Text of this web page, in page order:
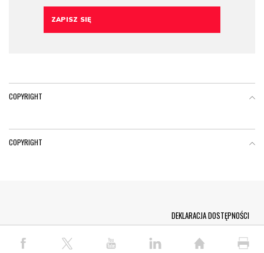
COPYRIGHT
COPYRIGHT
© COPYRIGHT PAP 2026
DEKLARACJA DOSTĘPNOŚCI